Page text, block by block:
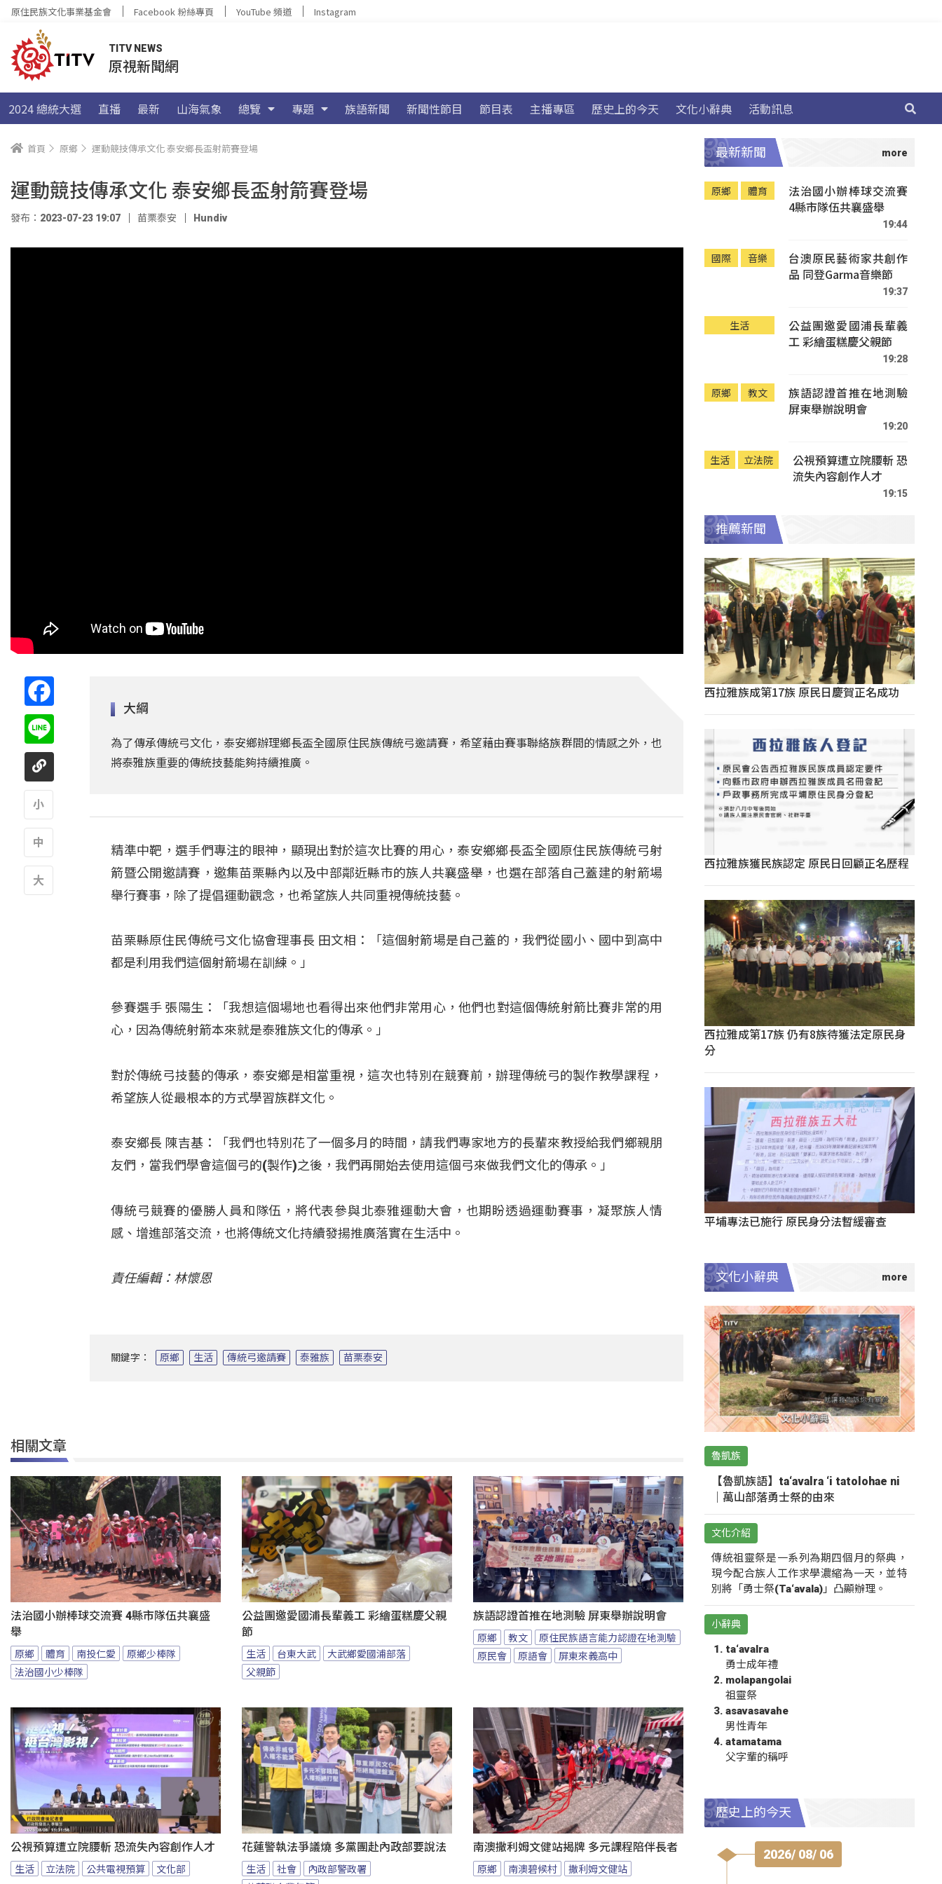
原住民族文化事業基金會 Facebook 粉絲專頁 YouTube 頻道 Instagram
TITV NEWS
原視新聞網
2024 總統大選 直播 最新 山海氣象 總覽 專題 族語新聞 新聞性節目 節目表 主播專區 歷史上的今天 文化小辭典 活動訊息
首頁 原鄉 運動競技傳承文化 泰安鄉長盃射箭賽登場
運動競技傳承文化 泰安鄉長盃射箭賽登場
發布：2023-07-23 19:07 苗栗泰安 Hundiv
大綱
為了傳承傳統弓文化，泰安鄉辦理鄉長盃全國原住民族傳統弓邀請賽，希望藉由賽事聯絡族群間的情感之外，也
將泰雅族重要的傳統技藝能夠持續推廣。
精準中靶，選手們專注的眼神，顯現出對於這次比賽的用心，泰安鄉鄉長盃全國原住民族傳統弓射
箭暨公開邀請賽，邀集苗栗縣內以及中部鄰近縣市的族人共襄盛舉，也選在部落自己蓋建的射箭場
舉行賽事，除了提倡運動觀念，也希望族人共同重視傳統技藝。
苗栗縣原住民傳統弓文化協會理事長 田文相：「這個射箭場是自己蓋的，我們從國小、國中到高中
都是利用我們這個射箭場在訓練。」
參賽選手 張陽生：「我想這個場地也看得出來他們非常用心，他們也對這個傳統射箭比賽非常的用
心，因為傳統射箭本來就是泰雅族文化的傳承。」
對於傳統弓技藝的傳承，泰安鄉是相當重視，這次也特別在競賽前，辦理傳統弓的製作教學課程，
希望族人從最根本的方式學習族群文化。
泰安鄉長 陳吉基：「我們也特別花了一個多月的時間，請我們專家地方的長輩來教授給我們鄉親朋
友們，當我們學會這個弓的(製作)之後，我們再開始去使用這個弓來做我們文化的傳承。」
傳統弓競賽的優勝人員和隊伍，將代表參與北泰雅運動大會，也期盼透過運動賽事，凝聚族人情
感、增進部落交流，也將傳統文化持續發揚推廣落實在生活中。
責任編輯：林懷恩
關鍵字： 原鄉 生活 傳統弓邀請賽 泰雅族 苗栗泰安
相關文章
法治國小辦棒球交流賽 4縣市隊伍共襄盛
舉
原鄉 體育 南投仁愛
原鄉少棒隊
法治國小少棒隊
公益團邀愛國浦長輩義工 彩繪蛋糕慶父親
節
生活 台東大武
大武鄉愛國浦部落
父親節
族語認證首推在地測驗 屏東舉辦說明會
原鄉 教文
原住民族語言能力認證在地測驗
原民會
原語會 屏東來義高中
公視預算遭立院腰斬 恐流失內容創作人才
生活 立法院 公共電視預算 文化部
花蓮警執法爭議燒 多黨團赴內政部要說法
生活 社會
內政部警政署
南澳撒利姆文健站揭牌 多元課程陪伴長者
原鄉 南澳碧候村 撒利姆文健站
最新新聞
原鄉 體育
法治國小辦棒球交流賽
4縣市隊伍共襄盛舉
19:44
國際 音樂
台澳原民藝術家共創作
品 同登Garma音樂節
19:37
生活
公益團邀愛國浦長輩義
工 彩繪蛋糕慶父親節
19:28
原鄉 教文
族語認證首推在地測驗
屏東舉辦說明會
19:20
生活 立法院
公視預算遭立院腰斬 恐
流失內容創作人才
19:15
推薦新聞
西拉雅族成第17族 原民日慶賀正名成功
西拉雅族獲民族認定 原民日回顧正名歷程
西拉雅成第17族 仍有8族待獲法定原民身
分
平埔專法已施行 原民身分法暫緩審查
文化小辭典
魯凱族
【魯凱族語】ta‘avalra ‘i tatolohae ni
｜萬山部落勇士祭的由來
文化介紹
傳統祖靈祭是一系列為期四個月的祭典，
現今配合族人工作求學濃縮為一天，並特
別將「勇士祭(Ta‘avala)」凸顯辦理。
小辭典
ta‘avalra
勇士成年禮
molapangolai
祖靈祭
asavasavahe
男性青年
atamatama
父字輩的稱呼
歷史上的今天
2026/ 08/ 06